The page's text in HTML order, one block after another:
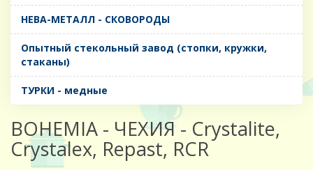
НЕВА-МЕТАЛЛ - СКОВОРОДЫ
Опытный стекольный завод (стопки, кружки,
стаканы)
ТУРКИ - медные
BOHEMIA - ЧЕХИЯ - Crystalite,
Crystalex, Repast, RCR